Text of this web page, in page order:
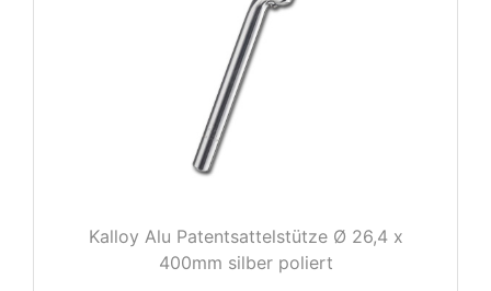
Kalloy Alu Patentsattelstütze Ø 26,4 x
400mm silber poliert